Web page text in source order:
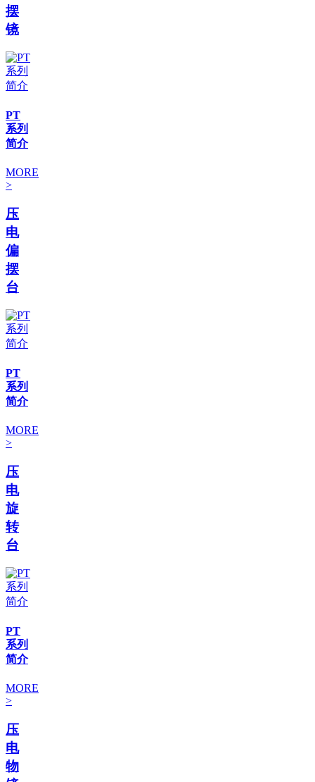
摆
镜
PT
系列
简介
MORE
>
压
电
偏
摆
台
PT
系列
简介
MORE
>
压
电
旋
转
台
PT
系列
简介
MORE
>
压
电
物